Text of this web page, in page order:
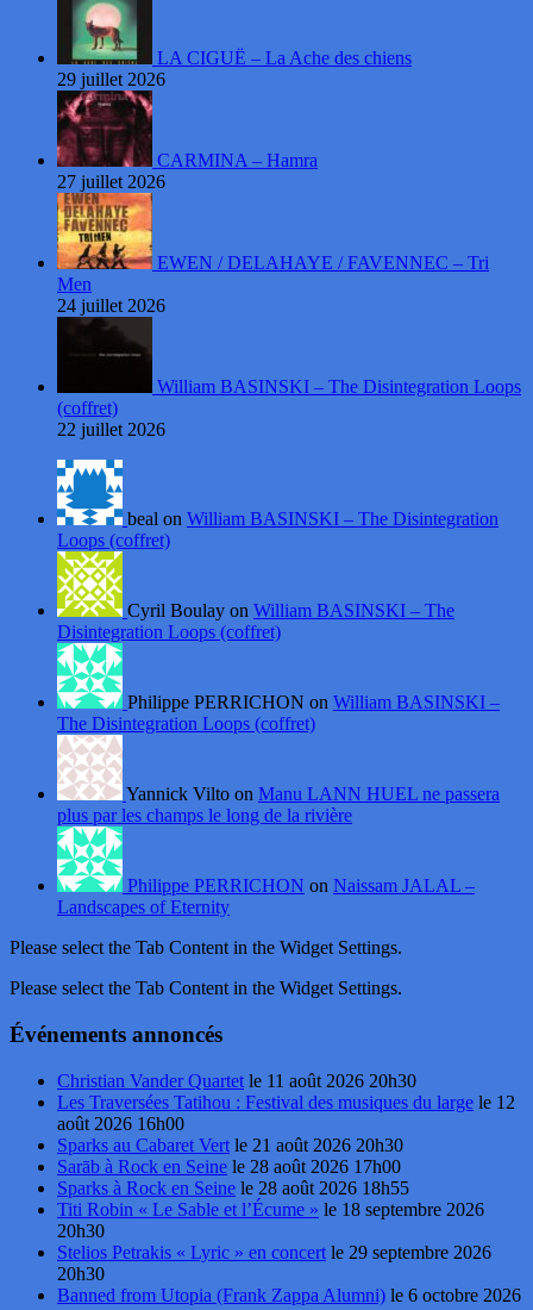
LA CIGUË – La Ache des chiens
29 juillet 2026
CARMINA – Hamra
27 juillet 2026
EWEN / DELAHAYE / FAVENNEC – Tri
Men
24 juillet 2026
William BASINSKI – The Disintegration Loops
(coffret)
22 juillet 2026
beal on William BASINSKI – The Disintegration
Loops (coffret)
Cyril Boulay on William BASINSKI – The
Disintegration Loops (coffret)
Philippe PERRICHON on William BASINSKI –
The Disintegration Loops (coffret)
Yannick Vilto on Manu LANN HUEL ne passera
plus par les champs le long de la rivière
Philippe PERRICHON on Naissam JALAL –
Landscapes of Eternity
Please select the Tab Content in the Widget Settings.
Please select the Tab Content in the Widget Settings.
Événements annoncés
Christian Vander Quartet le 11 août 2026 20h30
Les Traversées Tatihou : Festival des musiques du large le 12
août 2026 16h00
Sparks au Cabaret Vert le 21 août 2026 20h30
Sarāb à Rock en Seine le 28 août 2026 17h00
Sparks à Rock en Seine le 28 août 2026 18h55
Titi Robin « Le Sable et l’Écume » le 18 septembre 2026
20h30
Stelios Petrakis « Lyric » en concert le 29 septembre 2026
20h30
Banned from Utopia (Frank Zappa Alumni) le 6 octobre 2026